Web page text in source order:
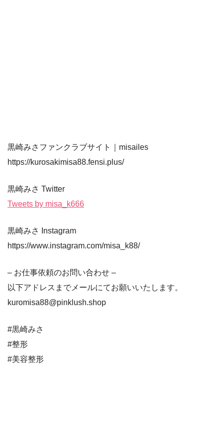
黒崎みさファンクラブサイト｜misailes
https://kurosakimisa88.fensi.plus/
黒崎みさ Twitter
Tweets by misa_k666
黒崎みさ Instagram
https://www.instagram.com/misa_k88/
– お仕事依頼のお問い合わせ –
以下アドレスまでメールにてお願いいたします。
kuromisa88@pinklush.shop
#黒崎みさ
#整形
#美容整形